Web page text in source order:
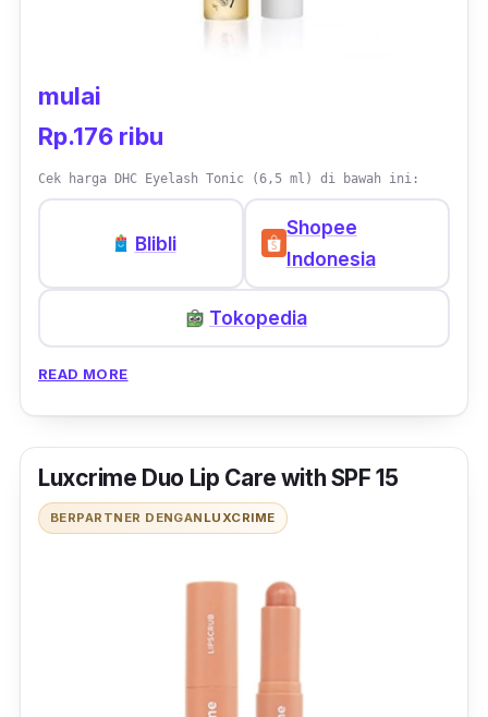
mulai
Rp.176 ribu
Cek harga DHC Eyelash Tonic (6,5 ml) di bawah ini:
Blibli
Shopee
Indonesia
Tokopedia
READ MORE
Luxcrime Duo Lip Care with SPF 15
BERPARTNER DENGAN LUXCRIME